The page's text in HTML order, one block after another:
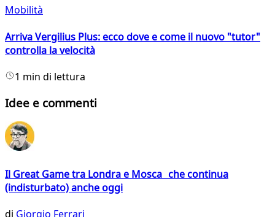
Mobilità
Arriva Vergilius Plus: ecco dove e come il nuovo "tutor"
controlla la velocità
1 min di lettura
Idee e commenti
Il Great Game tra Londra e Mosca che continua
(indisturbato) anche oggi
di Giorgio Ferrari